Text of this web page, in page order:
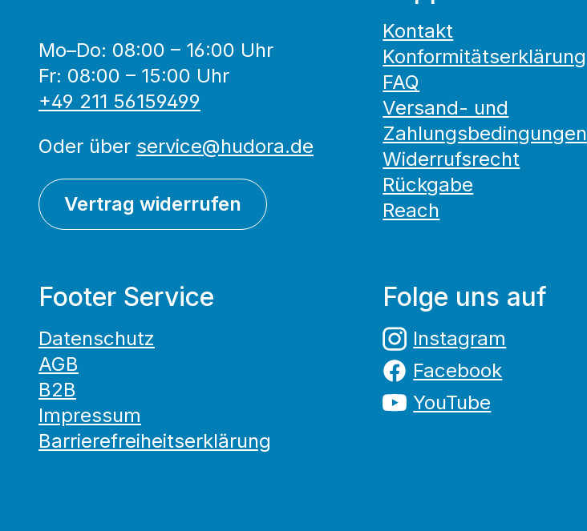
Mo–Do: 08:00 – 16:00 Uhr
Fr: 08:00 – 15:00 Uhr
+49 211 56159499
Oder über service@hudora.de
Vertrag widerrufen
Kontakt
Konformitätserklärung
FAQ
Versand- und
Zahlungsbedingungen
Widerrufsrecht
Rückgabe
Reach
Footer Service
Datenschutz
AGB
B2B
Impressum
Barrierefreiheitserklärung
Folge uns auf
Instagram
Facebook
YouTube